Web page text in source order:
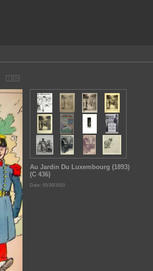
Au Jardin Du Luxembourg (1893)
(C 436)
Date: 05/30/2010